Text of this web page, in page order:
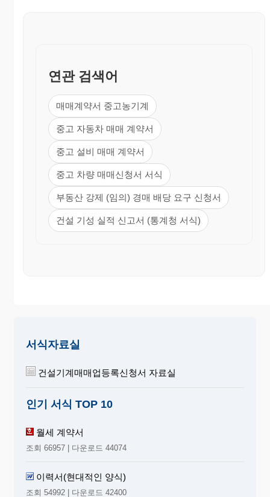
를 융자취급기관에 확인한 후 1통을 해당기관에
제출한다.
200 년 월 일
갑(매도인) 상 호 :
주 소 : (전화번호: )
성명(대표자) : (인)
을(매수인) 주 소 : (전화번호:
연관 검색어
매매계약서 중고농기계
중고 자동차 매매 계약서
중고 설비 매매 계약서
중고 차량 매매신청서 서식
부동산 강제 (임의) 경매 배당 요구 신청서
건설 기성 실적 신고서 (통계청 서식)
서식자료실
건설기계매매업등록신청서 자료실
인기 서식 TOP 10
월세 계약서
조회 66957 | 다운로드 44074
이력서(현대적인 양식)
조회 54992 | 다운로드 42400